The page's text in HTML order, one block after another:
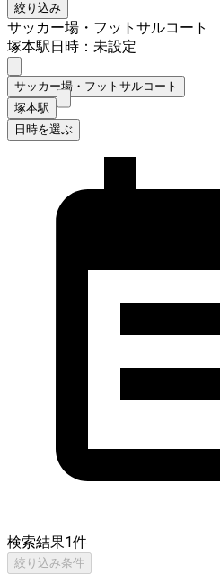
絞り込み
サッカー場・フットサルコート
塚本駅日時：未設定
サッカー場・フットサルコート
塚本駅
日時を選ぶ
検索結果1件
絞り込み条件